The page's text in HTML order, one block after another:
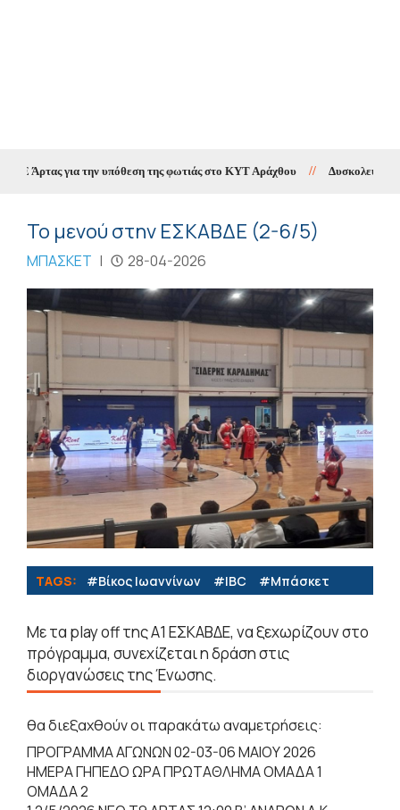
Άρτας για την υπόθεση της φωτιάς στο ΚΥΤ Αράχθου // Δυσκολεύει η
Το μενού στην ΕΣΚΑΒΔΕ (2-6/5)
ΜΠΑΣΚΕΤ | 28-04-2026
TAGS: #Βίκος Ιωαννίνων #IBC #Μπάσκετ
Με τα play off της Α1 ΕΣΚΑΒΔΕ, να ξεχωρίζουν στο
πρόγραμμα, συνεχίζεται η δράση στις
διοργανώσεις της Ένωσης.
θα διεξαχθούν οι παρακάτω αναμετρήσεις:
ΠΡΟΓΡΑΜΜΑ ΑΓΩΝΩΝ 02-03-06 ΜΑΙΟΥ 2026
ΗΜΕΡΑ ΓΗΠΕΔΟ ΩΡΑ ΠΡΩΤΑΘΛΗΜΑ ΟΜΑΔΑ 1
ΟΜΑΔΑ 2